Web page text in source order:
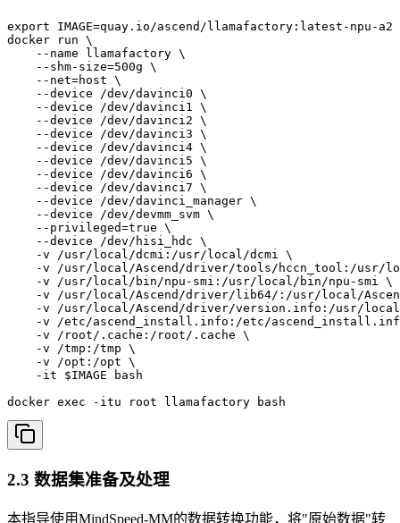
export IMAGE=quay.io/ascend/llamafactory:latest-npu-a2
docker run \
    --name llamafactory \
    --shm-size=500g \
    --net=host \
    --device /dev/davinci0 \
    --device /dev/davinci1 \
    --device /dev/davinci2 \
    --device /dev/davinci3 \
    --device /dev/davinci4 \
    --device /dev/davinci5 \
    --device /dev/davinci6 \
    --device /dev/davinci7 \
    --device /dev/davinci_manager \
    --device /dev/devmm_svm \
    --privileged=true \
    --device /dev/hisi_hdc \
    -v /usr/local/dcmi:/usr/local/dcmi \
-v /usr/local/Ascend/driver/tools/hccn_tool:/usr/
    -v /usr/local/bin/npu-smi:/usr/local/bin/npu-smi \
-v /usr/local/Ascend/driver/lib64/:/usr/local/
-v /usr/local/Ascend/driver/version.info:/usr/
-v /etc/ascend_install.info:/etc/
    -v /root/.cache:/root/.cache \
    -v /tmp:/tmp \
    -v /opt:/opt \
    -it $IMAGE bash
docker exec -itu root llamafactory bash
2.3 数据集准备及处理
本指导使用MindSpeed-MM的数据转换功能，将"原始数据"转